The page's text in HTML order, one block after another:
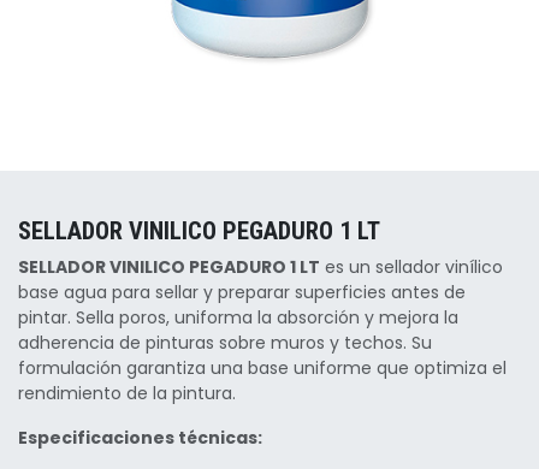
SELLADOR VINILICO PEGADURO 1 LT
SELLADOR VINILICO PEGADURO 1 LT es un sellador vinílico
base agua para sellar y preparar superficies antes de
pintar. Sella poros, uniforma la absorción y mejora la
adherencia de pinturas sobre muros y techos. Su
formulación garantiza una base uniforme que optimiza el
rendimiento de la pintura.
Especificaciones técnicas: